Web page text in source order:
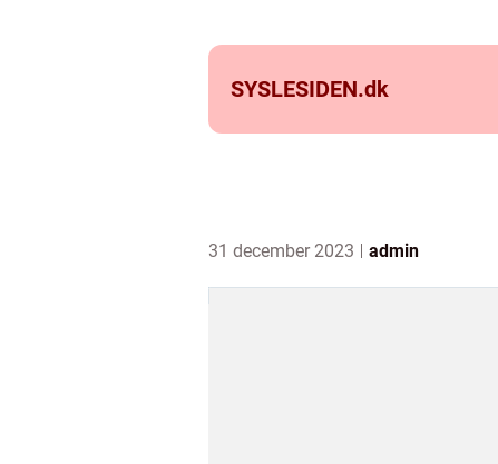
SYSLESIDEN.dk
31 december 2023 admin